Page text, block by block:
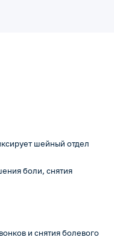
шейный отдел
боли, снятия
и снятия болевого